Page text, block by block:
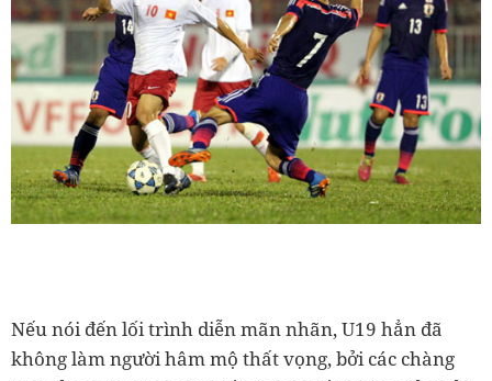
Nếu nói đến lối trình diễn mãn nhãn, U19 hẳn đã
không làm người hâm mộ thất vọng, bởi các chàng